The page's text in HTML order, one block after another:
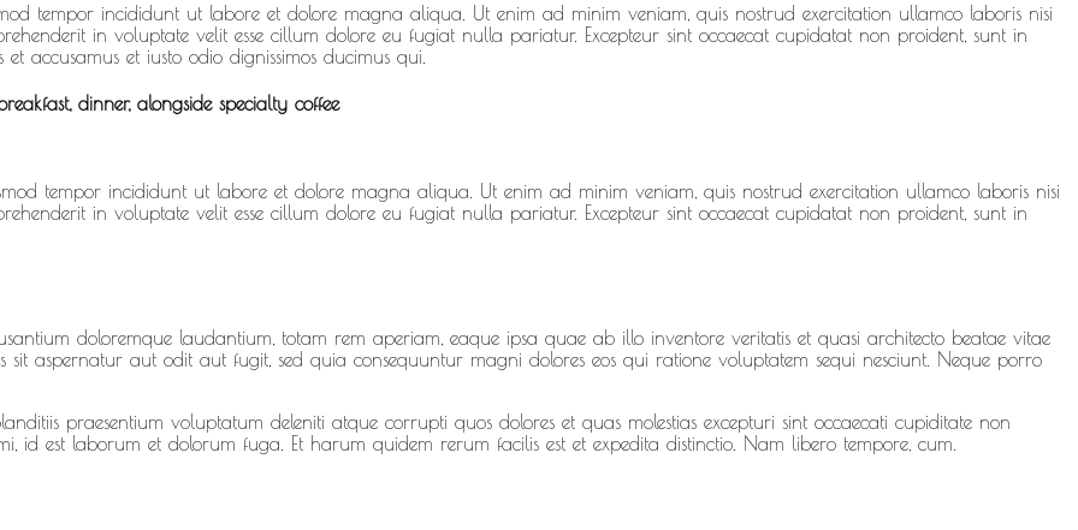
tempor incididunt ut labore et dolore magna aliqua. Ut enim ad minim veniam, quis nostrud exercitation ullamco laboris nisi
in voluptate velit esse cillum dolore eu fugiat nulla pariatur. Excepteur sint occaecat cupidatat non proident, sunt in
accusamus et iusto odio dignissimos ducimus qui.
dinner, alongside specialty coffee
tempor incididunt ut labore et dolore magna aliqua. Ut enim ad minim veniam, quis nostrud exercitation ullamco laboris nisi
in voluptate velit esse cillum dolore eu fugiat nulla pariatur. Excepteur sint occaecat cupidatat non proident, sunt in
doloremque laudantium, totam rem aperiam, eaque ipsa quae ab illo inventore veritatis et quasi architecto beatae vitae
aspernatur aut odit aut fugit, sed quia consequuntur magni dolores eos qui ratione voluptatem sequi nesciunt. Neque porro
praesentium voluptatum deleniti atque corrupti quos dolores et quas molestias excepturi sint occaecati cupiditate non
id est laborum et dolorum fuga. Et harum quidem rerum facilis est et expedita distinctio. Nam libero tempore, cum.